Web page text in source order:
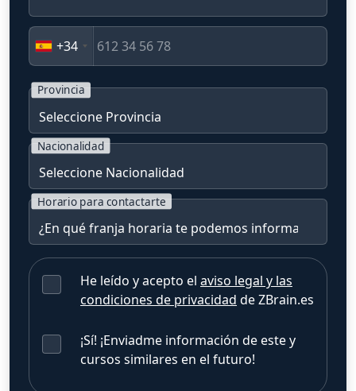
+34
Provincia
Nacionalidad
Horario para contactarte
He leído y acepto el aviso legal y las
condiciones de privacidad de ZBrain.es
¡Sí! ¡Enviadme información de este y
cursos similares en el futuro!